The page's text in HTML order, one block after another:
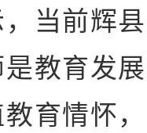
当前辉
教育发
育情怀